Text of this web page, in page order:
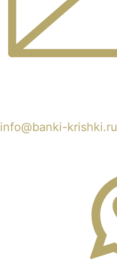
info@banki-krishki.ru